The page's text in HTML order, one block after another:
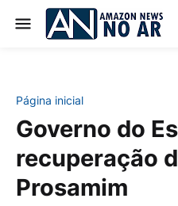
Página inicial
Governo do
recuperação
Prosamim